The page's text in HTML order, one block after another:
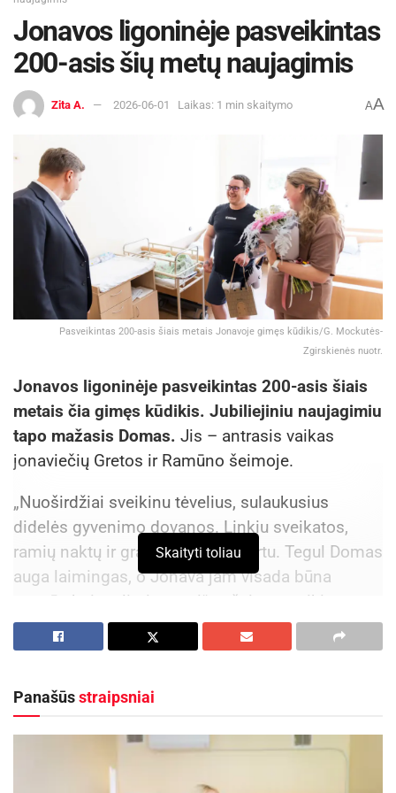
Jonavos ligoninėje pasveikintas
200-asis šių metų naujagimis
Zita A. 2026-06-01 Laikas: 1 min skaitymo AA
Pasveikintas 200-asis šiais metais Jonavoje gimęs kūdikis/G. Mockutės-
Zgirskienės nuotr.
Jonavos ligoninėje pasveikintas 200-asis šiais
metais čia gimęs kūdikis. Jubiliejiniu naujagimiu
tapo mažasis Domas. Jis – antrasis vaikas
jonaviečių Gretos ir Ramūno šeimoje.
„Nuoširdžiai sveikinu tėvelius, sulaukusius
didelės gyvenimo dovanos. Linkiu sveikatos,
ramių naktų ir gražių akimirkų kartu. Tegul Domas
auga laimingas, o Jonava jam visada būna
saugūs bei mylimi namai“, – šeimą sveikino
meras Mindaugas Sinkevičius
festivalio koncertas
2026-08-10
Skaityti toliau
Panašūsstraipsniai